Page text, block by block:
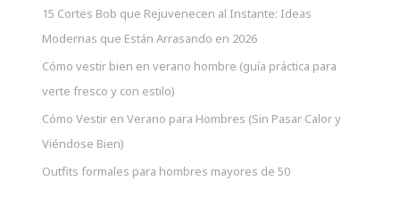
15 Cortes Bob que Rejuvenecen al Instante: Ideas
Modernas que Están Arrasando en 2026
Cómo vestir bien en verano hombre (guía práctica para
verte fresco y con estilo)
Cómo Vestir en Verano para Hombres (Sin Pasar Calor y
Viéndose Bien)
Outfits formales para hombres mayores de 50